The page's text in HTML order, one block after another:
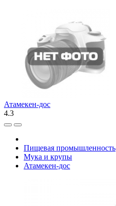
Атамекен-дос
4.3
Пищевая промышленность
Мука и крупы
Атамекен-дос